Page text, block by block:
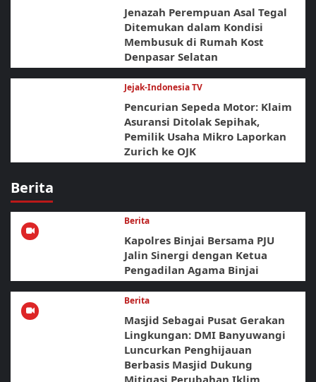
Jenazah Perempuan Asal Tegal
Ditemukan dalam Kondisi
Membusuk di Rumah Kost
Denpasar Selatan
Jejak-Indonesia TV
Pencurian Sepeda Motor: Klaim
Asuransi Ditolak Sepihak,
Pemilik Usaha Mikro Laporkan
Zurich ke OJK
Berita
Berita
Kapolres Binjai Bersama PJU
Jalin Sinergi dengan Ketua
Pengadilan Agama Binjai
Berita
Masjid Sebagai Pusat Gerakan
Lingkungan: DMI Banyuwangi
Luncurkan Penghijauan
Berbasis Masjid Dukung